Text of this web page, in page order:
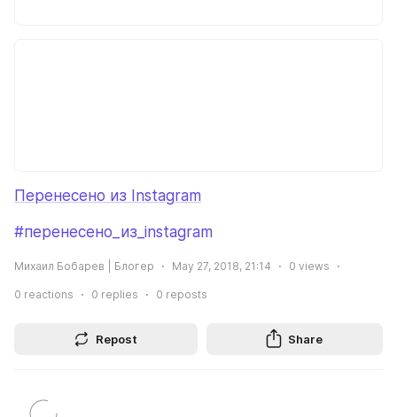
Перенесено из Instagram
#перенесено_из_instagram
Михаил Бобарев | Блогер May 27, 2018, 21:14 0 views
0 reactions 0 replies 0 reposts
Repost Share